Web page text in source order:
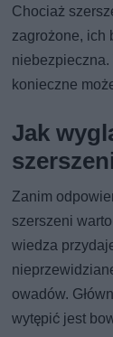
Chociaż
zagrożone, ich
konieczne
Jak
Zanim
szerszeni
wiedza
owadów.
wytępić jest